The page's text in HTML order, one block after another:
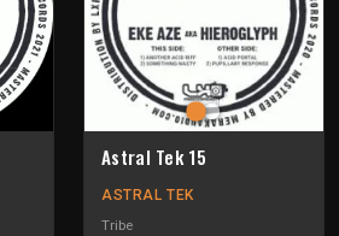
Astral Tek 15
ASTRAL TEK
Tribe